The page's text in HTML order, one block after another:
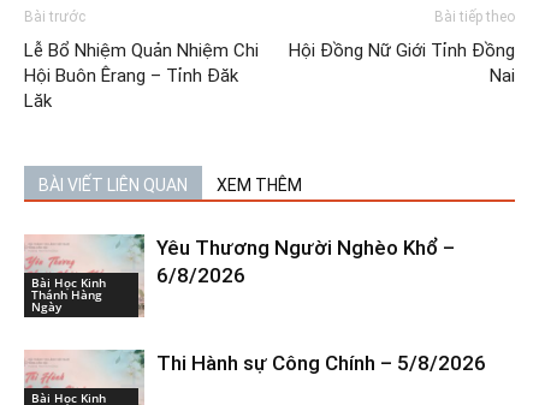
Bài trước
Lễ Bổ Nhiệm Quản Nhiệm Chi
Hội Buôn Êrang – Tỉnh Đăk
Lăk
Bài tiếp theo
Hội Đồng Nữ Giới Tỉnh Đồng
Nai
BÀI VIẾT LIÊN QUAN XEM THÊM
Bài Học Kinh
Thánh Hàng
Ngày
Yêu Thương Người Nghèo Khổ –
6/8/2026
Bài Học Kinh
Thi Hành sự Công Chính – 5/8/2026